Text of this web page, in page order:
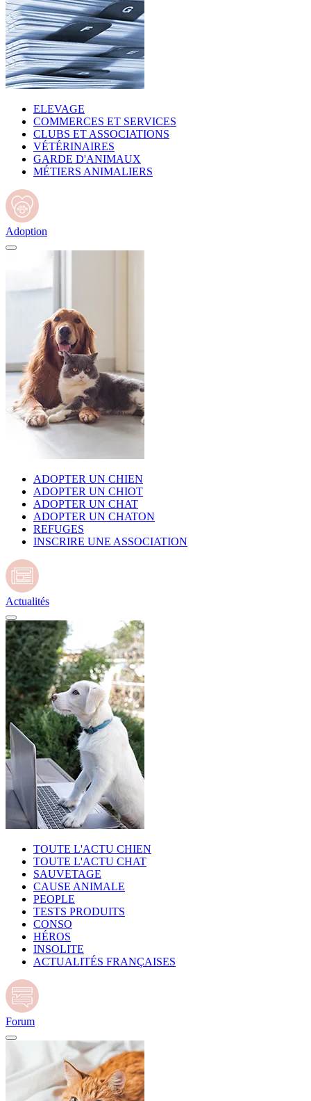
ELEVAGE
COMMERCES ET SERVICES
CLUBS ET ASSOCIATIONS
VÉTÉRINAIRES
GARDE D'ANIMAUX
MÉTIERS ANIMALIERS
Adoption
ADOPTER UN CHIEN
ADOPTER UN CHIOT
ADOPTER UN CHAT
ADOPTER UN CHATON
REFUGES
INSCRIRE UNE ASSOCIATION
Actualités
TOUTE L'ACTU CHIEN
TOUTE L'ACTU CHAT
SAUVETAGE
CAUSE ANIMALE
PEOPLE
TESTS PRODUITS
CONSO
HÉROS
INSOLITE
ACTUALITÉS FRANÇAISES
Forum